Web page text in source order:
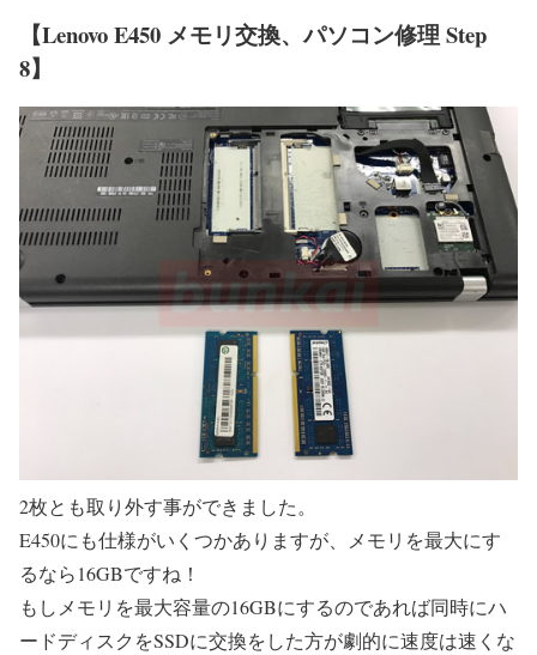
【Lenovo E450 メモリ交換、パソコン修理 Step
8】
2枚とも取り外す事ができました。
E450にも仕様がいくつかありますが、メモリを最大にす
るなら16GBですね！
もしメモリを最大容量の16GBにするのであれば同時にハ
ードディスクをSSDに交換をした方が劇的に速度は速くな